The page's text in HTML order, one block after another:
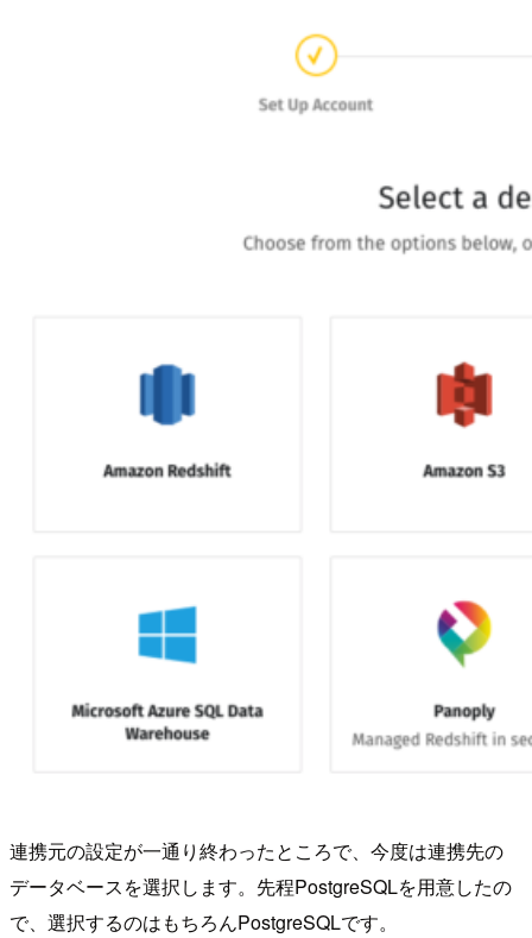
連携元の設定が一通り終わったところで、今度は連携先の
データベースを選択します。先程PostgreSQLを用意したの
で、選択するのはもちろんPostgreSQLです。